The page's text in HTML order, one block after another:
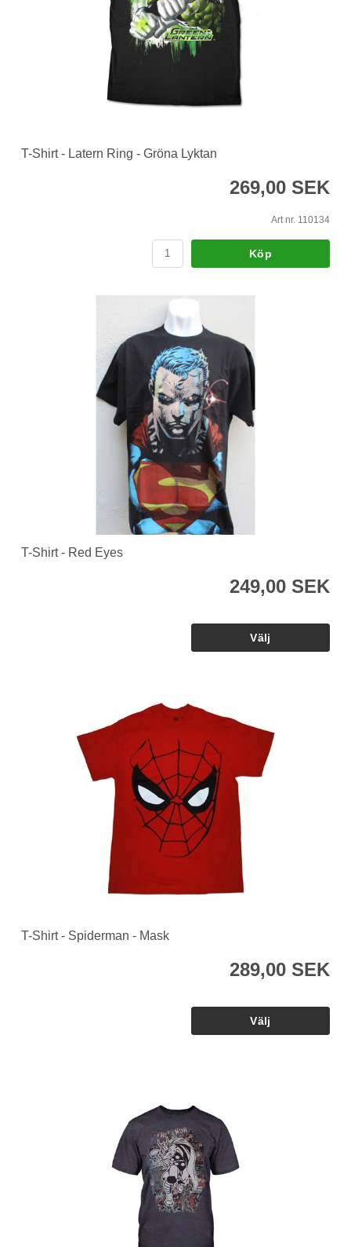
T-Shirt - Latern Ring - Gröna Lyktan
269,00 SEK
Art nr. 110134
Köp
T-Shirt - Red Eyes
249,00 SEK
T-Shirt - Spiderman - Mask
289,00 SEK